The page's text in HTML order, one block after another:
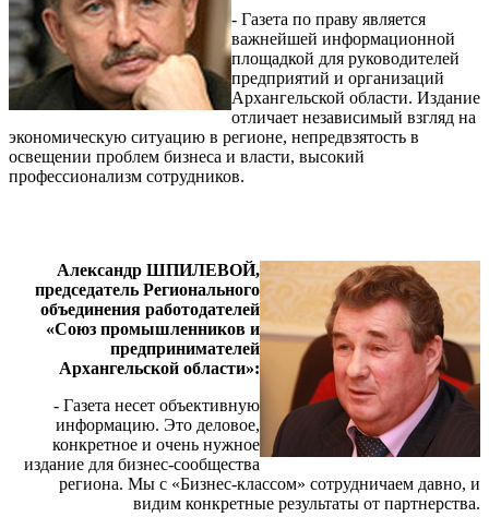
- Газета по праву является
важнейшей информационной
площадкой для руководителей
предприятий и организаций
Архангельской области. Издание
отличает независимый взгляд на
экономическую ситуацию в регионе, непредвзятость в
освещении проблем бизнеса и власти, высокий
профессионализм сотрудников.
Александр ШПИЛЕВОЙ,
председатель Регионального
объединения работодателей
«Союз промышленников и
предпринимателей
Архангельской области»:
- Газета несет объективную
информацию. Это деловое,
конкретное и очень нужное
издание для бизнес-сообщества
региона. Мы с «Бизнес-классом» сотрудничаем давно, и
видим конкретные результаты от партнерства.